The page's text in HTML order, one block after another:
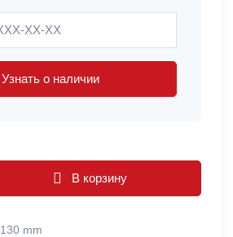
Узнать о наличии
В корзину
130 mm